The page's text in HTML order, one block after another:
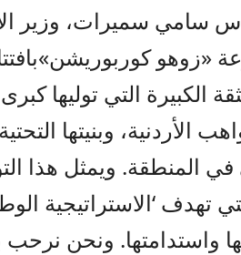
سامي سميرات، وزير
«زوهو كوربوريشن»
الكبيرة التي توليها
الأردنية، وبنيتها
المنطقة. ويمثل هذا
تهدف ‘الاستراتيجية